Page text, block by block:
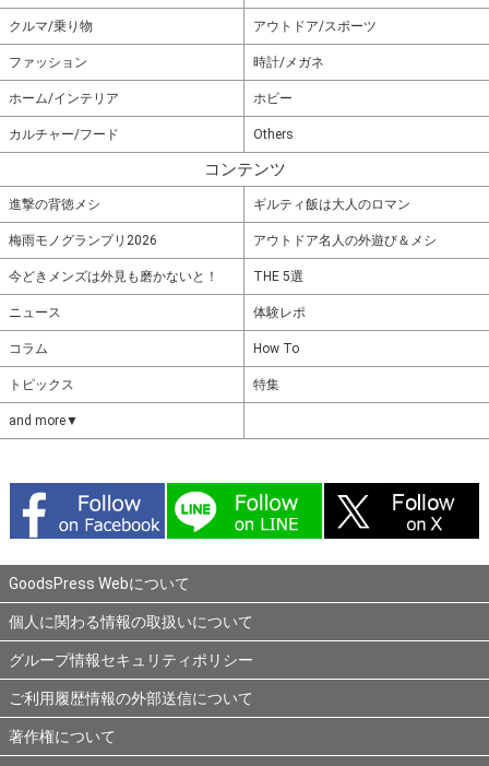
クルマ/乗り物 アウトドア/スポーツ
ファッション 時計/メガネ
ホーム/インテリア ホビー
カルチャー/フード Others
コンテンツ
進撃の背徳メシ ギルティ飯は大人のロマン
梅雨モノグランプリ2026 アウトドア名人の外遊び＆メシ
今どきメンズは外見も磨かないと！ THE 5選
ニュース 体験レポ
コラム How To
トピックス 特集
and more▼
GoodsPress Webについて
個人に関わる情報の取扱いについて
グループ情報セキュリティポリシー
ご利用履歴情報の外部送信について
著作権について